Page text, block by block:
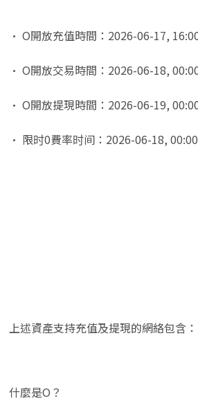
• O開放充值時間：2026-06-17,
• O開放交易時間：2026-06-18,
• O開放提現時間：2026-06-19,
• 限时0費率时间：2026-06-18,
上述資產支持充值及提現的網絡包含
什麼是O？